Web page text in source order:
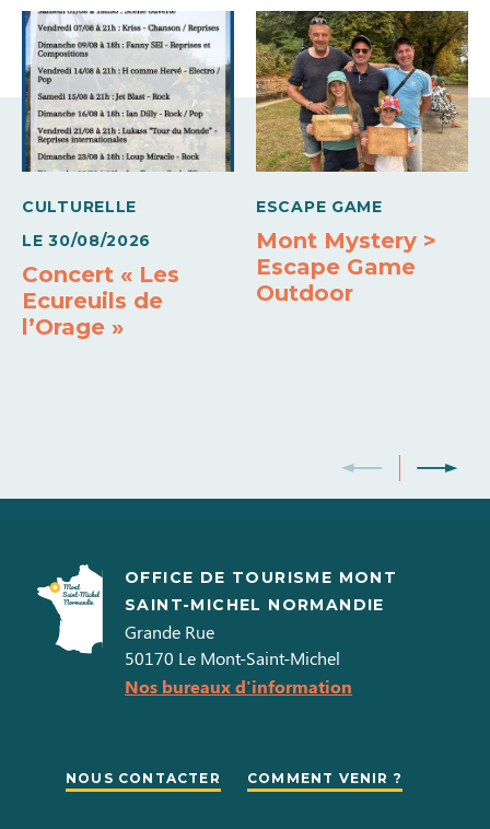
Conforts
Télévision Lave linge privatif Sèche linge privatif
Lave vaisselle Four micro-ondes Congélateur Wifi
Bain à remous
CULTURELLE
LE 30/08/2026
Concert « Les
Ecureuils de
l’Orage »
ESCAPE GAME
Mont Mystery >
Escape Game
Outdoor
OFFICE DE TOURISME MONT
SAINT-MICHEL NORMANDIE
Grande Rue
50170 Le Mont-Saint-Michel
Nos bureaux d'information
NOUS CONTACTER COMMENT VENIR ?